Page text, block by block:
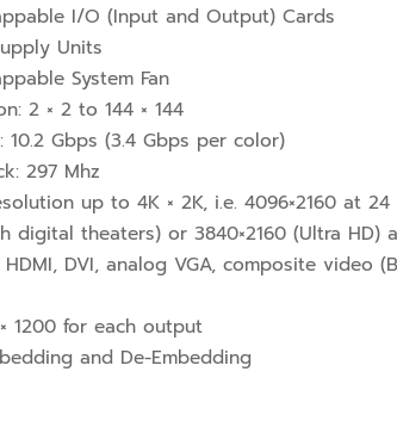
I/O (Input and Output) Cards
Units
System Fan
2 × 2 to 144 × 144
10.2 Gbps (3.4 Gbps per color)
297 Mhz
up to 4K × 2K, i.e. 4096×2160 at
digital theaters) or 3840×2160 (Ultra HD)
DVI, analog VGA, composite video
1200 for each output
and De-Embedding